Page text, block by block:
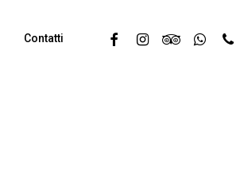
Contatti facebookinstagramtripadvisorwhatsappphone